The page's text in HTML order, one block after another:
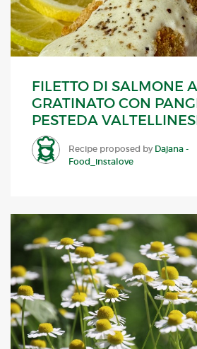
FILETTO DI SALMONE
GRATINATO CON
PESTEDA
Recipe proposed by Dajana -
Food_instalove